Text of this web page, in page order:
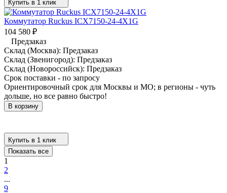
Купить в 1 клик
Коммутатор Ruckus ICX7150-24-4X1G
104 580 ₽
Предзаказ
Склад (Москва): Предзаказ
Склад (Звенигород): Предзаказ
Склад (Новороссийск): Предзаказ
Срок поставки - по запросу
Ориентировочный срок для Москвы и МО; в регионы - чуть
дольше, но все равно быстро!
В корзину
Купить в 1 клик
Показать все
1
2
...
9